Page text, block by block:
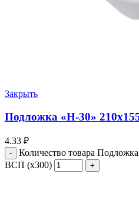
Закрыть
Подложка «Н-30»
4.33 ₽
Количество товара
ВСП (х300)